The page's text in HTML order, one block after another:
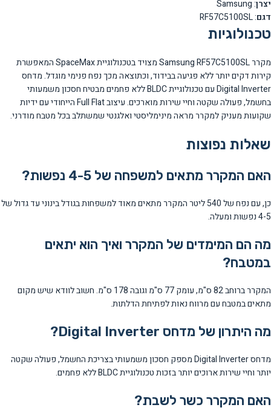
יצרן: Samsung
דגם: RF57C5100SL
טכנולוגיות
מקרר Samsung RF57C5100SL מצויד בטכנולוגיית SpaceMax המאפשרת
קירות דקים יותר ללא פגיעה בבידוד, וכתוצאה מכך נפח פנימי מוגדל. מדחס
Digital Inverter עם טכנולוגיית BLDC ללא פחמים מבטיח חסכון משמעותי
בחשמל, פעולה שקטה וחיי שירות מוארכים. עיצוב Full Flat הייחודי עם ידיות
שקועות מעניק למקרר מראה מינימליסטי ואלגנטי שמשתלב בכל מטבח מודרני.
שאלות נפוצות
האם המקרר מתאים למשפחה של 4-5 נפשות?
כן, עם נפח של 540 ליטר המקרר מתאים מאוד למשפחות בגודל בינוני עד גדול של
4-5 נפשות ומעלה.
מה הם המימדים של המקרר ואיך הוא יתאים
במטבח?
המקרר ברוחב 82 ס"מ, עומק 77 ס"מ וגובה 178 ס"מ. חשוב לוודא שיש מקום
מתאים במטבח עם מרווח נאות לפתיחת הדלתות.
מה היתרון של מדחס Digital Inverter?
מדחס Digital Inverter מספק חסכון משמעותי בצריכת החשמל, פעולה שקטה
יותר וחיי שירות ארוכים יותר בזכות טכנולוגיית BLDC ללא פחמים.
האם המקרר כשר לשבת?